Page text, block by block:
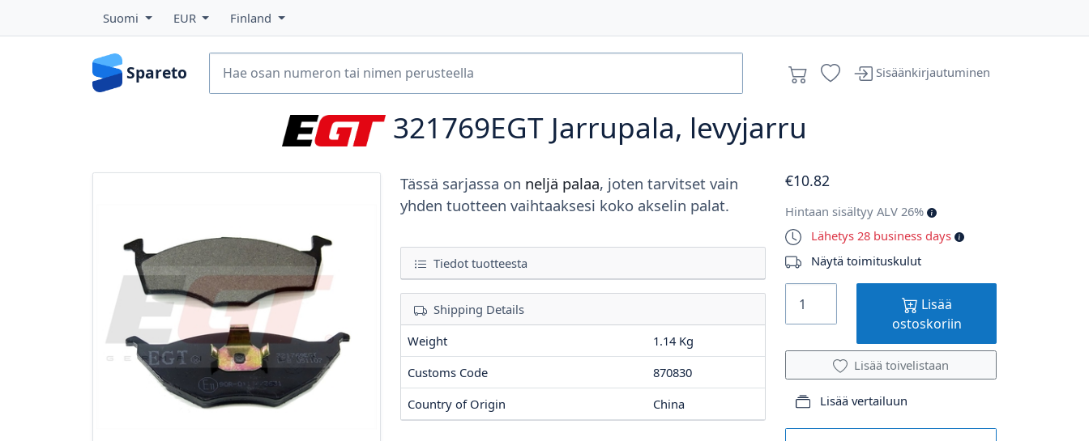
Suomi EUR Finland
Spareto Sisäänkirjautuminen
321769EGT Jarrupala, levyjarru
Tässä sarjassa on neljä palaa, joten tarvitset vain
yhden tuotteen vaihtaaksesi koko akselin palat.
Tiedot tuotteesta
Shipping Details
Weight
1.14 Kg
Customs Code
870830
Country of Origin
China
€10.82
Hintaan sisältyy ALV 26%
Lähetys 28 business days
Näytä toimituskulut
Lisää
ostoskoriin
Lisää toivelistaan
Lisää vertailuun